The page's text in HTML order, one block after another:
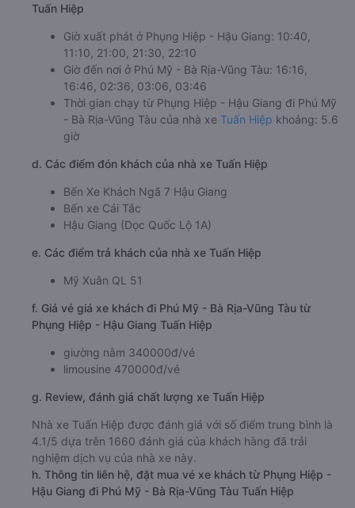
Tuấn Hiệp
Giờ xuất phát ở Phụng Hiệp - Hậu Giang: 10:40,
11:10, 21:00, 21:30, 22:10
Giờ đến nơi ở Phú Mỹ - Bà Rịa-Vũng Tàu: 16:16,
16:46, 02:36, 03:06, 03:46
Thời gian chạy từ Phụng Hiệp - Hậu Giang đi Phú Mỹ
- Bà Rịa-Vũng Tàu của nhà xe Tuấn Hiệp khoảng: 5.6
giờ
d. Các điểm đón khách của nhà xe Tuấn Hiệp
Bến Xe Khách Ngã 7 Hậu Giang
Bến xe Cái Tắc
Hậu Giang (Dọc Quốc Lộ 1A)
e. Các điểm trả khách của nhà xe Tuấn Hiệp
Mỹ Xuân QL 51
f. Giá vé giá xe khách đi Phú Mỹ - Bà Rịa-Vũng Tàu từ
Phụng Hiệp - Hậu Giang Tuấn Hiệp
giường nằm 340000đ/vé
limousine 470000đ/vé
g. Review, đánh giá chất lượng xe Tuấn Hiệp
Nhà xe Tuấn Hiệp được đánh giá với số điểm trung bình là
4.1/5 dựa trên 1660 đánh giá của khách hàng đã trải
nghiệm dịch vụ của nhà xe này.
h. Thông tin liên hệ, đặt mua vé xe khách từ Phụng Hiệp -
Hậu Giang đi Phú Mỹ - Bà Rịa-Vũng Tàu Tuấn Hiệp